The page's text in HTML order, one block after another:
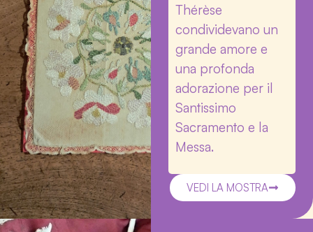
Thérèse
condividevano un
grande amore e
una profonda
adorazione per il
Santissimo
Sacramento e la
Messa.
VEDI LA MOSTRA